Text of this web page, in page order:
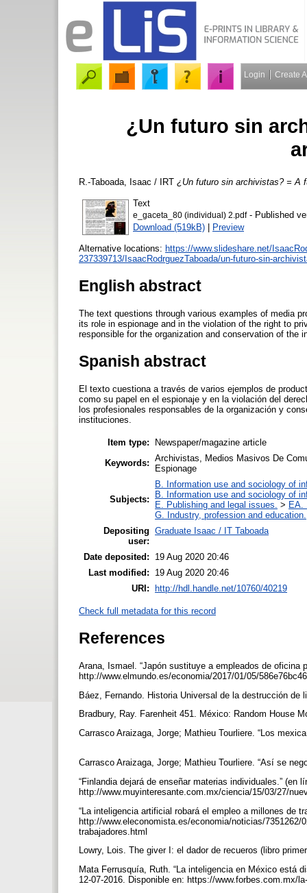
Login Create
¿Un futuro sin
R.-Taboada, Isaac / IRT ¿Un futuro sin archivistas? = A
Text
e_gaceta_80 (individual) 2.pdf- Published
Download (519kB) | Preview
Alternative locations: https://www.slideshare.net/
237339713/IsaacRodrguezTaboada/un-futuro-sin-
English abstract
The text questions through various examples of media
its role in espionage and in the violation of the right to
responsible for the organization and conservation of the
Spanish abstract
El texto cuestiona a través de varios ejemplos de
como su papel en el espionaje y en la violación del
los profesionales responsables de la organización y
instituciones.
Item type:
Newspaper/magazine article
Keywords: Archivistas, Medios Masivos De
Espionage
Subjects:
B. Information use and sociology of
B. Information use and sociology of
E. Publishing and legal issues. > EA.
G. Industry, profession and education.
Depositing
user:
Graduate Isaac / IT Taboada
Date deposited:
19 Aug 2020 20:46
Last modified:
19 Aug 2020 20:46
URI:
http://hdl.handle.net/10760/40219
Check full metadata for this record
References
Arana, Ismael. “Japón sustituye a empleados de oficina
http://www.elmundo.es/economia/2017/01/05/
Báez, Fernando. Historia Universal de la destrucción de
Bradbury, Ray. Farenheit 451. México: Random House
Carrasco Araizaga, Jorge; Mathieu Tourliere. “Los
Carrasco Araizaga, Jorge; Mathieu Tourliere. “Así se
“Finlandia dejará de enseñar materias individuales.” (en
http://www.muyinteresante.com.mx/ciencia/15/03/27/
“La inteligencia artificial robará el empleo a millones de
http://www.eleconomista.es/economia/noticias/7351262/
trabajadores.html
Lowry, Lois. The giver I: el dador de recueros (libro
Mata Ferrusquía, Ruth. “La inteligencia en México está
12-07-2016. Disponible en: https://www.forbes.com.mx/